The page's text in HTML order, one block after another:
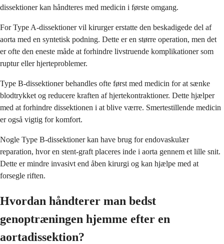
dissektioner kan håndteres med medicin i første omgang.
For Type A-dissektioner vil kirurger erstatte den beskadigede del af
aorta med en syntetisk podning. Dette er en større operation, men det
er ofte den eneste måde at forhindre livstruende komplikationer som
ruptur eller hjerteproblemer.
Type B-dissektioner behandles ofte først med medicin for at sænke
blodtrykket og reducere kraften af hjertekontraktioner. Dette hjælper
med at forhindre dissektionen i at blive værre. Smertestillende medicin
er også vigtig for komfort.
Nogle Type B-dissektioner kan have brug for endovaskulær
reparation, hvor en stent-graft placeres inde i aorta gennem et lille snit.
Dette er mindre invasivt end åben kirurgi og kan hjælpe med at
forsegle riften.
Hvordan håndterer man bedst
genoptræningen hjemme efter en
aortadissektion?